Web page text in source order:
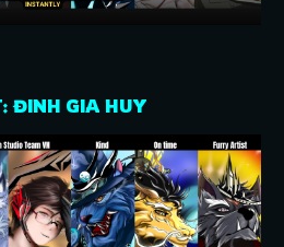
ĐINH GIA HUY